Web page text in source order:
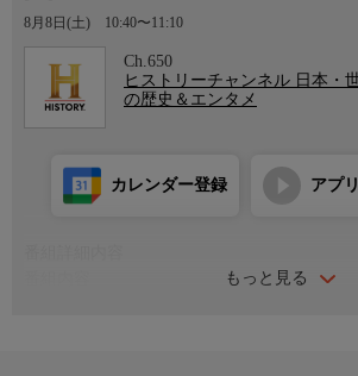
8月8日(土) 10:40〜11:10
Ch.650
ヒストリーチャンネル 日本・
の歴史＆エンタメ
もっと見る
カレンダー登録 アプ